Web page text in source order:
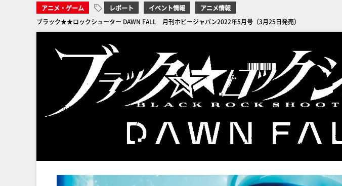
アニメ・ゲーム レポート イベント情報
アニメ情報
ブラック★★ロックシューター DAWN FALL 月刊ホビージャパン2022年5月号（3月25日発売）